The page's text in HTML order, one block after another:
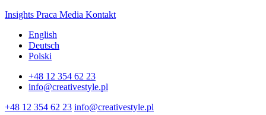
Insights Praca Media Kontakt
English
Deutsch
Polski
+48 12 354 62 23
info@creativestyle.pl
+48 12 354 62 23 info@creativestyle.pl